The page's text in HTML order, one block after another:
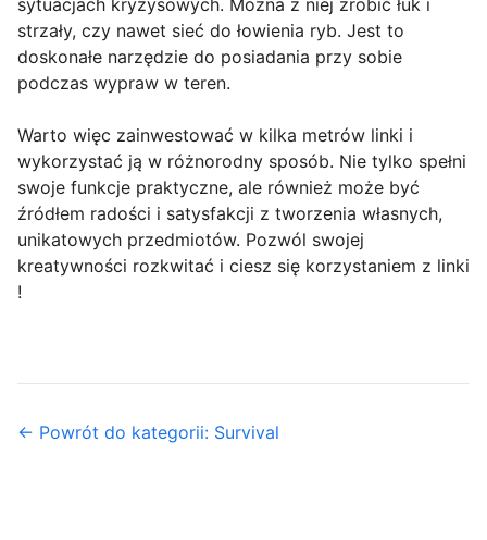
sytuacjach kryzysowych. Można z niej zrobić łuk i
strzały, czy nawet sieć do łowienia ryb. Jest to
doskonałe narzędzie do posiadania przy sobie
podczas wypraw w teren.
Warto więc zainwestować w kilka metrów linki i
wykorzystać ją w różnorodny sposób. Nie tylko spełni
swoje funkcje praktyczne, ale również może być
źródłem radości i satysfakcji z tworzenia własnych,
unikatowych przedmiotów. Pozwól swojej
kreatywności rozkwitać i ciesz się korzystaniem z linki
!
← Powrót do kategorii: Survival